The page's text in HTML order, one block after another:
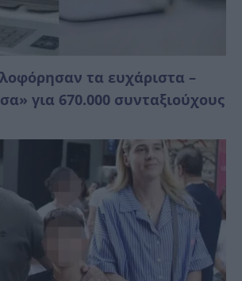
τα ευχάριστα –
για 670.000 συνταξιούχους